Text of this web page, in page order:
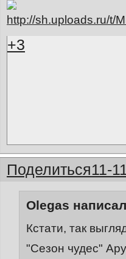
+3
Поделиться11-
Olegas
Кстати, так
"Сезон чудес"